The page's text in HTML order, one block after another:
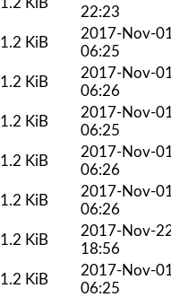
22:23
1.2 KiB
2017-Nov-
06:25
1.2 KiB
2017-Nov-
06:26
1.2 KiB
2017-Nov-
06:25
1.2 KiB
2017-Nov-
06:26
1.2 KiB
2017-Nov-
06:26
1.2 KiB
2017-Nov-
18:56
1.2 KiB
2017-Nov-
06:25